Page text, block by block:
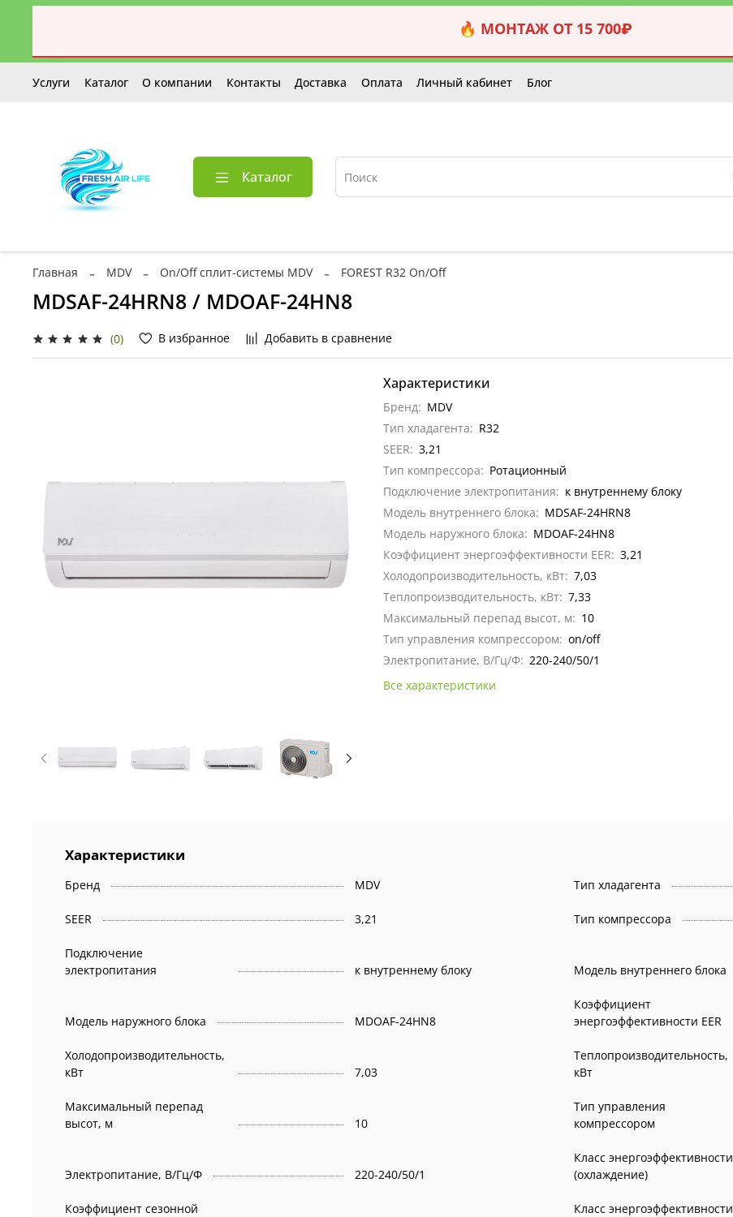
🔥 МОНТАЖ ОТ 15 700₽
Услуги Каталог О компании Контакты Доставка Оплата Личный кабинет Блог
Каталог
Главная MDV On/Off сплит-системы MDV FOREST R32 On/Off
MDSAF-24HRN8 / MDOAF-24HN8
(0) В избранное Добавить в сравнение
Характеристики
Бренд: MDV
Тип хладагента: R32
SEER: 3,21
Тип компрессора: Ротационный
Подключение электропитания: к внутреннему блоку
Модель внутреннего блока: MDSAF-24HRN8
Модель наружного блока: MDOAF-24HN8
Коэффициент энергоэффективности EER: 3,21
Холодопроизводительность, кВт: 7,03
Теплопроизводительность, кВт: 7,33
Максимальный перепад высот, м: 10
Тип управления компрессором: on/off
Электропитание, В/Гц/Ф: 220-240/50/1
Все характеристики
Характеристики
Бренд MDV Тип хладагента
SEER 3,21 Тип компрессора
Подключение
электропитания
к внутреннему блоку Модель внутреннего блока
Модель наружного блока MDOAF-24HN8
Коэффициент
энергоэффективности EER
Холодопроизводительность,
кВт
7,03
Теплопроизводительность,
кВт
Максимальный перепад
высот, м
10
Тип управления
компрессором
Электропитание, В/Гц/Ф 220-240/50/1
Класс энергоэффективности
(охлаждение)
Коэффициент сезонной
Класс энергоэффективности